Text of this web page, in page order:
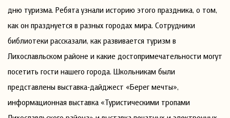
дню туризма. Ребята узнали историю этого праздника, о том,
как он празднуется в разных городах мира. Сотрудники
библиотеки рассказали, как развивается туризм в
Лихославльском районе и какие достопримечательности могут
посетить гости нашего города. Школьникам были
представлены выставка-дайджест «Берег мечты»,
информационная выставка «Туристическими тропами